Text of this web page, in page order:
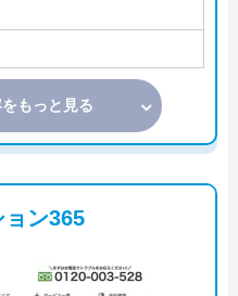
もっと見る
ン365